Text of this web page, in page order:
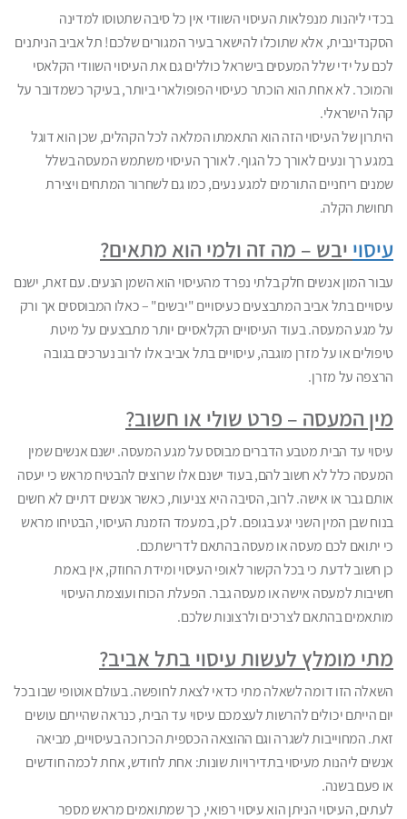
בכדי ליהנות מנפלאות העיסוי השוודי אין כל סיבה שתטוסו למדינה
הסקנדינבית, אלא שתוכלו להישאר בעיר המגורים שלכם! תל אביב הניתנים
לכם על ידי שלל המעסים בישראל כוללים גם את העיסוי השוודי הקלאסי
והמוכר. לא אחת הוא הוכתר כעיסוי הפופולארי ביותר, בעיקר כשמדובר על
קהל הישראלי.
היתרון של העיסוי הזה הוא התאמתו המלאה לכל הקהלים, שכן הוא דוגל
במגע רך ונעים לאורך כל הגוף. לאורך העיסוי משתמש המעסה בשלל
שמנים ריחניים התורמים למגע נעים, כמו גם לשחרור המתחים ויצירת
תחושת הקלה.
עיסוי יבש – מה זה ולמי הוא מתאים?
עבור המון אנשים חלק בלתי נפרד מהעיסוי הוא השמן הנעים. עם זאת, ישנם
עיסויים בתל אביב המתבצעים כעיסויים "יבשים" – כאלו המבוססים אך ורק
על מגע המעסה. בעוד העיסויים הקלאסיים יותר מתבצעים על מיטת
טיפולים או על מזרן מוגבה, עיסויים בתל אביב אלו לרוב נערכים בגובה
הרצפה על מזרן.
מין המעסה – פרט שולי או חשוב?
עיסוי עד הבית מטבע הדברים מבוסס על מגע המעסה. ישנם אנשים שמין
המעסה כלל לא חשוב להם, בעוד ישנם אלו שרוצים להבטיח מראש כי יעסה
אותם גבר או אישה. לרוב, הסיבה היא צניעות, כאשר אנשים דתיים לא חשים
בנוח שבן המין השני יגע בגופם. לכן, במעמד הזמנת העיסוי, הבטיחו מראש
כי יתואם לכם מעסה או מעסה בהתאם לדרישתכם.
כן חשוב לדעת כי בכל הקשור לאופי העיסוי ומידת החוזק, אין באמת
חשיבות למעסה אישה או מעסה גבר. הפעלת הכוח ועוצמת העיסוי
מותאמים בהתאם לצרכים ולרצונות שלכם.
מתי מומלץ לעשות עיסוי בתל אביב?
השאלה הזו דומה לשאלה מתי כדאי לצאת לחופשה. בעולם אוטופי שבו בכל
יום הייתם יכולים להרשות לעצמכם עיסוי עד הבית, כנראה שהייתם עושים
זאת. המחוייבות לשגרה וגם ההוצאה הכספית הכרוכה בעיסויים, מביאה
אנשים ליהנות מעיסוי בתדירויות שונות: אחת לחודש, אחת לכמה חודשים
או פעם בשנה.
לעתים, העיסוי הניתן הוא עיסוי רפואי, כך שמתואמים מראש מספר